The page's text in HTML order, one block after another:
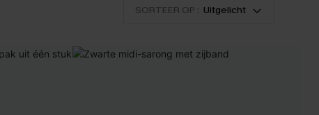
SORTEER OP : Uitgelicht